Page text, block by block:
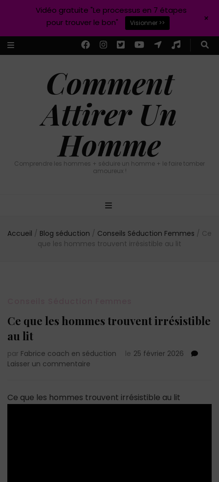
Comment
Attirer Un
Homme
Comprendre les hommes + séduire un homme + le faire tomber
amoureux !
Accueil / Blog séduction / Conseils Séduction Femmes / Ce
que les hommes trouvent irrésistible au lit
Ce que les hommes trouvent irrésistible
au lit
par Fabrice coach en séduction le 25 février 2026
Laisser un commentaire
les
hommes
Ce que les hommes trouvent irrésistible au lit
Vidéo gratuite "Le processus en 7 étapes
pour trouver le bon"
Visionner >> +